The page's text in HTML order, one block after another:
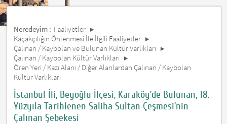
Neredeyim : Faaliyetler
Kaçakçılığın Önlenmesi İle İlgili Faaliyetler
Çalınan / Kaybolan ve Bulunan Kültür Varlıkları
Çalınan / Kaybolan Kültür Varlıkları
Ören Yeri / Kazı Alanı / Diğer Alanlardan Çalınan / Kaybolan
Kültür Varlıkları
İstanbul İli, Beyoğlu İlçesi, Karaköy’de Bulunan, 18.
Yüzyıla Tarihlenen Saliha Sultan Çeşmesi’nin
Çalınan Şebekesi